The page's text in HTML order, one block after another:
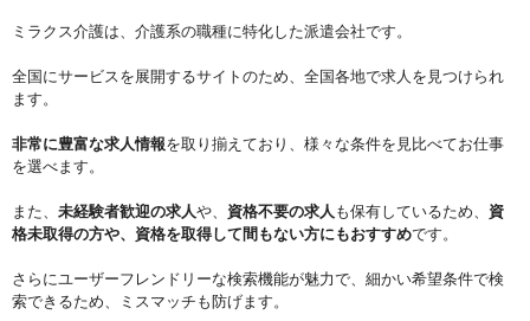
ミラクス介護は、介護系の職種に特化した派遣会社です。
全国にサービスを展開するサイトのため、全国各地で求人を見つけられ
ます。
非常に豊富な求人情報を取り揃えており、様々な条件を見比べてお仕事
を選べます。
また、 未経験者歓迎の求人や、 資格不要の求人 も保有しているため、 資
格未取得の方や、資格を取得して間もない方にもおすすめです。
さらにユーザーフレンドリーな検索機能が魅力で、細かい希望条件で検
索できるため、ミスマッチも防げます。